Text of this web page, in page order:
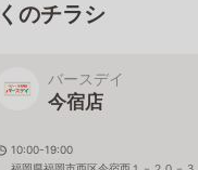
のチラシ
バースデイ
今宿店
10:00-19:00